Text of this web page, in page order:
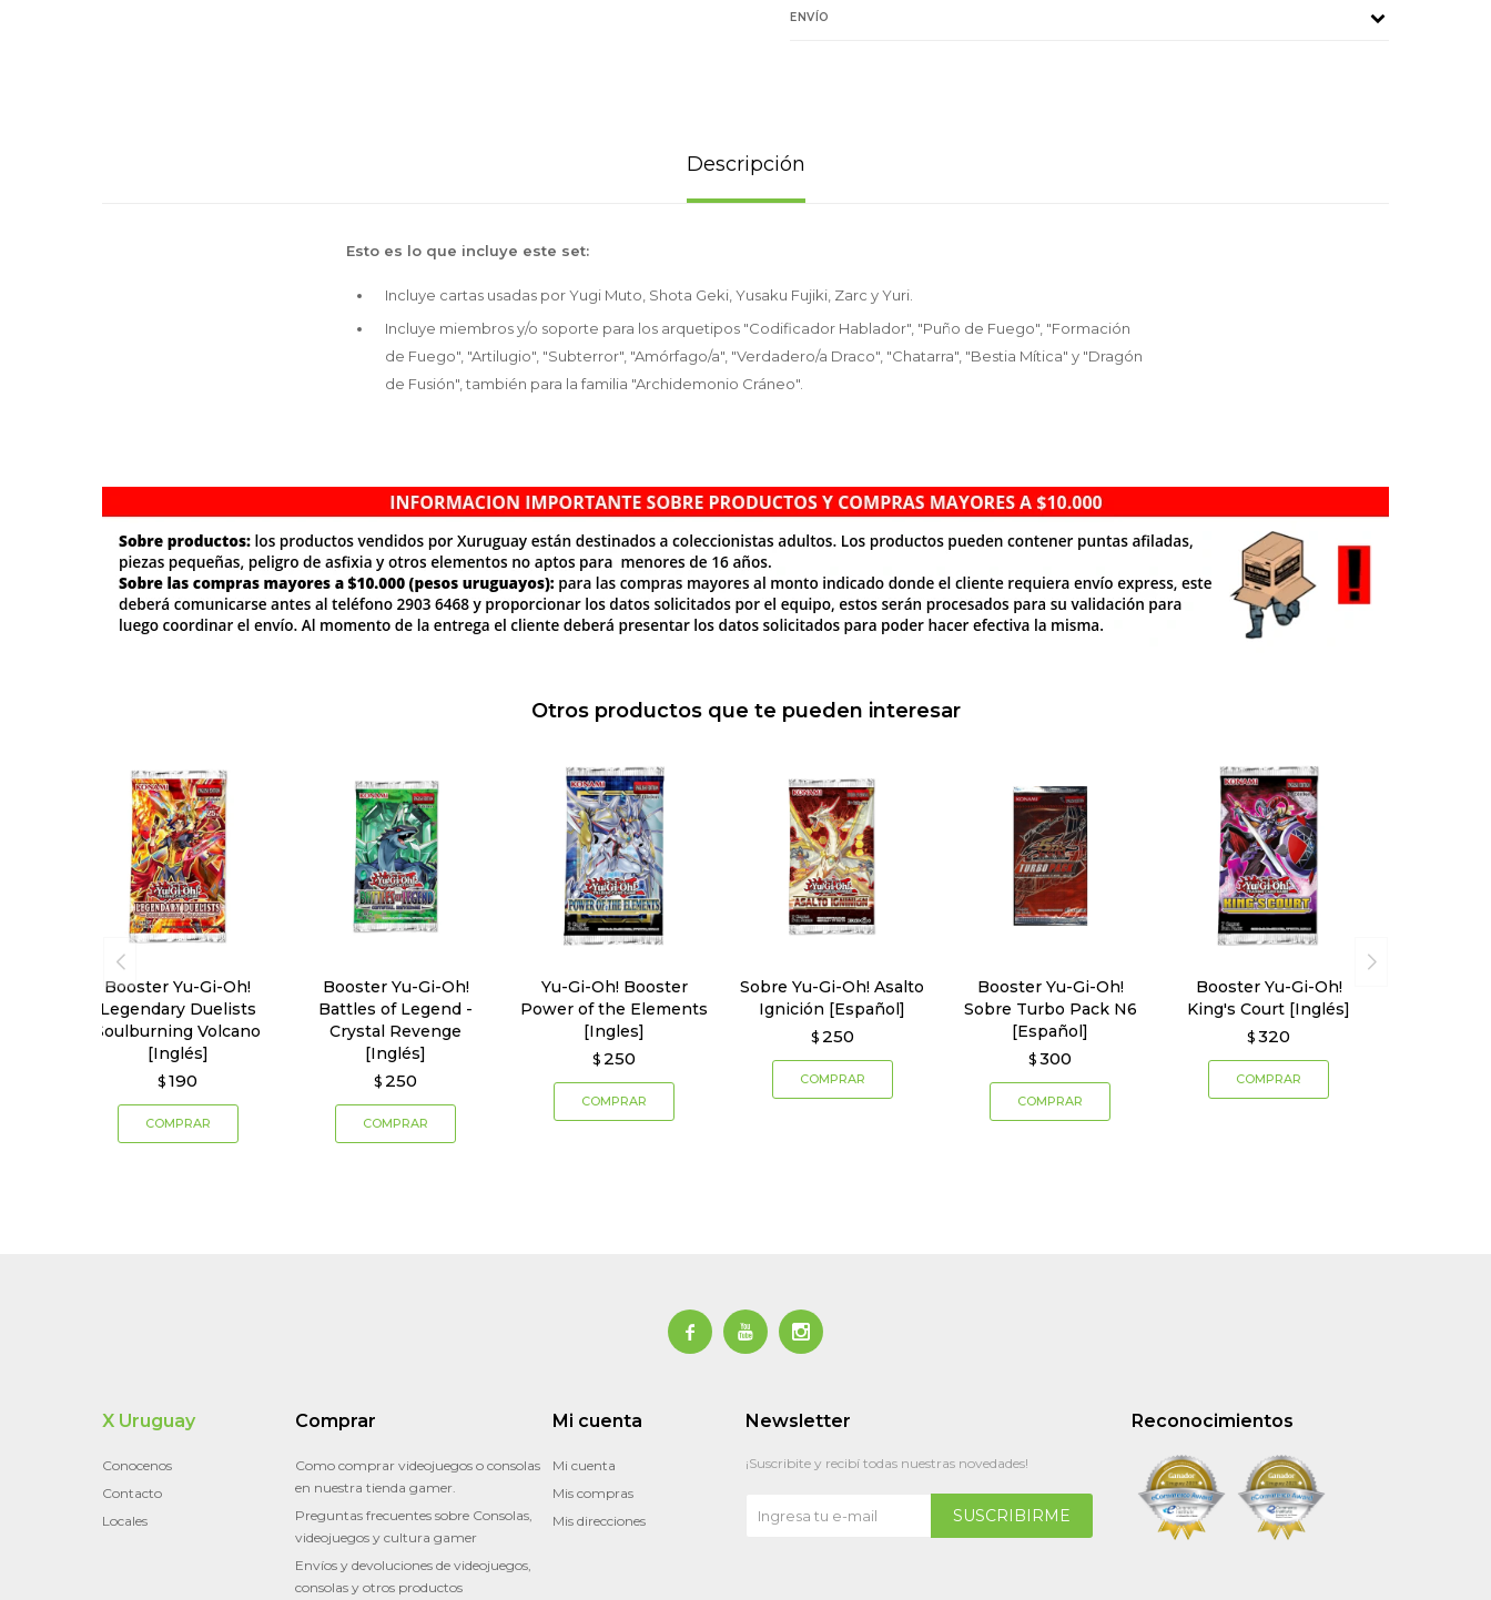
ENVÍO
Descripción
Esto es lo que incluye este set:
Incluye cartas usadas por Yugi Muto, Shota Geki, Yusaku Fujiki, Zarc y Yuri.
Incluye miembros y/o soporte para los arquetipos "Codificador Hablador", "Puño de Fuego", "Formación
de Fuego", "Artilugio", "Subterror", "Amórfago/a", "Verdadero/a Draco", "Chatarra", "Bestia Mítica" y "Dragón
de Fusión", también para la familia "Archidemonio Cráneo".
Otros productos que te pueden interesar
Booster Yu-Gi-Oh!
Legendary Duelists
Soulburning Volcano
[Inglés]
$ 190
Booster Yu-Gi-Oh!
Battles of Legend -
Crystal Revenge
[Inglés]
$ 250
Yu-Gi-Oh! Booster
Power of the Elements
[Ingles]
$ 250
Sobre Yu-Gi-Oh! Asalto
Ignición [Español]
$ 250
Booster Yu-Gi-Oh!
Sobre Turbo Pack N6
[Español]
$ 300
Booster Yu-Gi-Oh!
King's Court [Inglés]
$ 320
  
Reconocimientos
X Uruguay
Conocenos
Contacto
Locales
Comprar
Como comprar videojuegos o consolas
en nuestra tienda gamer.
Preguntas frecuentes sobre Consolas,
videojuegos y cultura gamer
Envíos y devoluciones de videojuegos,
consolas y otros productos
Mi cuenta
Mi cuenta
Mis compras
Mis direcciones
Newsletter
¡Suscribite y recibí todas nuestras novedades!
SUSCRIBIRME